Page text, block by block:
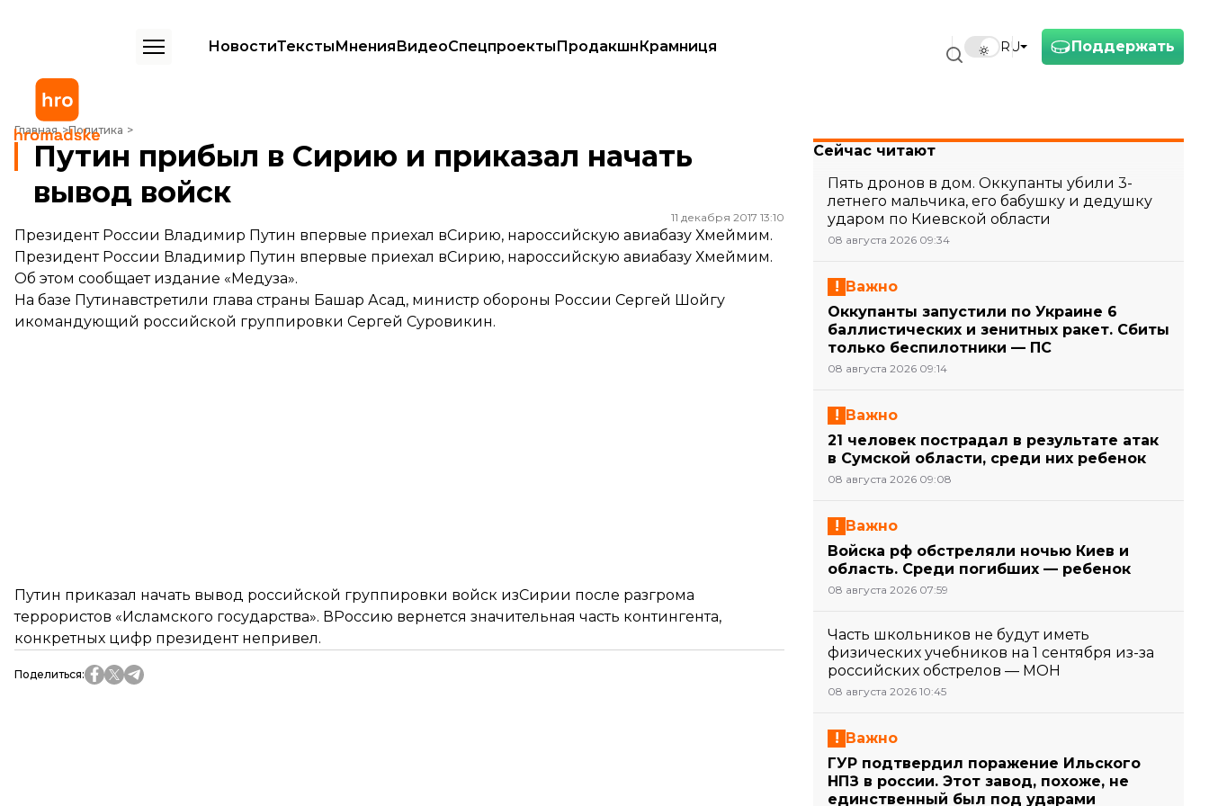
Поддержать
RU
НовостиТекстыМненияВидеоСпецпроектыПродакшнКрамниця
Главная Политика
Путин прибыл в Сирию и приказал начать вывод войск
Путин прибыл в Сирию и приказал начать
вывод войск
11 декабря 2017 13:10
Президент России Владимир Путин впервые приехал вСирию, нароссийскую авиабазу Хмеймим.
Президент России Владимир Путин впервые приехал вСирию, нароссийскую авиабазу Хмеймим.
Об этом сообщаетиздание «Медуза».
На базе Путинавстретили глава страны Башар Асад, министр обороны России Сергей Шойгу
икомандующий российской группировки Сергей Суровикин.
Путин приказал начать вывод российской группировки войск изСирии после разгрома
террористов «Исламского государства». ВРоссию вернется значительная часть контингента,
конкретных цифр президент непривел.
Поделиться:
Сейчас читают
Пять дронов в дом. Оккупанты убили 3-
летнего мальчика, его бабушку и дедушку
ударом по Киевской области
08 августа 2026 09:34
Важно
Оккупанты запустили по Украине 6
баллистических и зенитных ракет. Сбиты
только беспилотники — ПС
08 августа 2026 09:14
Важно
21 человек пострадал в результате атак
в Сумской области, среди них ребенок
08 августа 2026 09:08
Важно
Войска рф обстреляли ночью Киев и
область. Среди погибших — ребенок
08 августа 2026 07:59
Часть школьников не будут иметь
физических учебников на 1 сентября из-за
российских обстрелов — МОН
08 августа 2026 10:45
Важно
ГУР подтвердил поражение Ильского
НПЗ в россии. Этот завод, похоже, не
единственный был под ударами